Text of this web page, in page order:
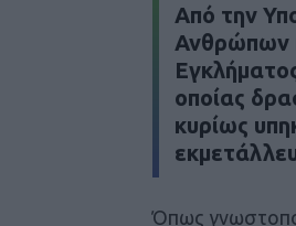
Από την
Ανθρώπων
οποίας
κυρίως
Όπως